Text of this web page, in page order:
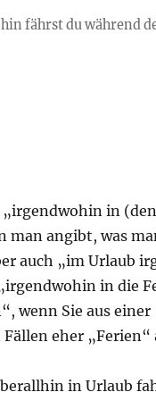
fährst du während
„irgendwohin in
angibt, was
auch „im Urlaub
in die
wenn Sie aus
eher „Ferien“
in Urlaub